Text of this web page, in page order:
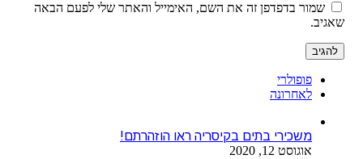
שמור בדפדפן זה את השם, האימייל והאתר שלי לפעם הבאה
שאגיב.
פופולרי
לאחרונה
משכירי בתים בקיסריה ראו הוזהרתם!
אוגוסט 12, 2020